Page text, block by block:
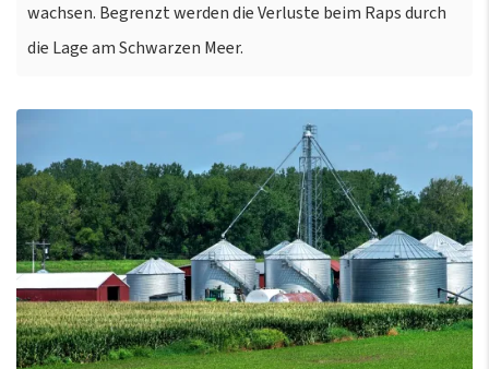
wachsen. Begrenzt werden die Verluste beim Raps durch
die Lage am Schwarzen Meer.